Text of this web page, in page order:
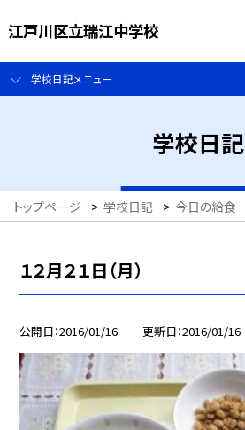
江戸川区立瑞江中学校
学校日記メニュー
学校日記
トップページ > 学校日記 > 今日の給食
１２月２１日（月）
公開日 2016/01/16 更新日 2016/01/16